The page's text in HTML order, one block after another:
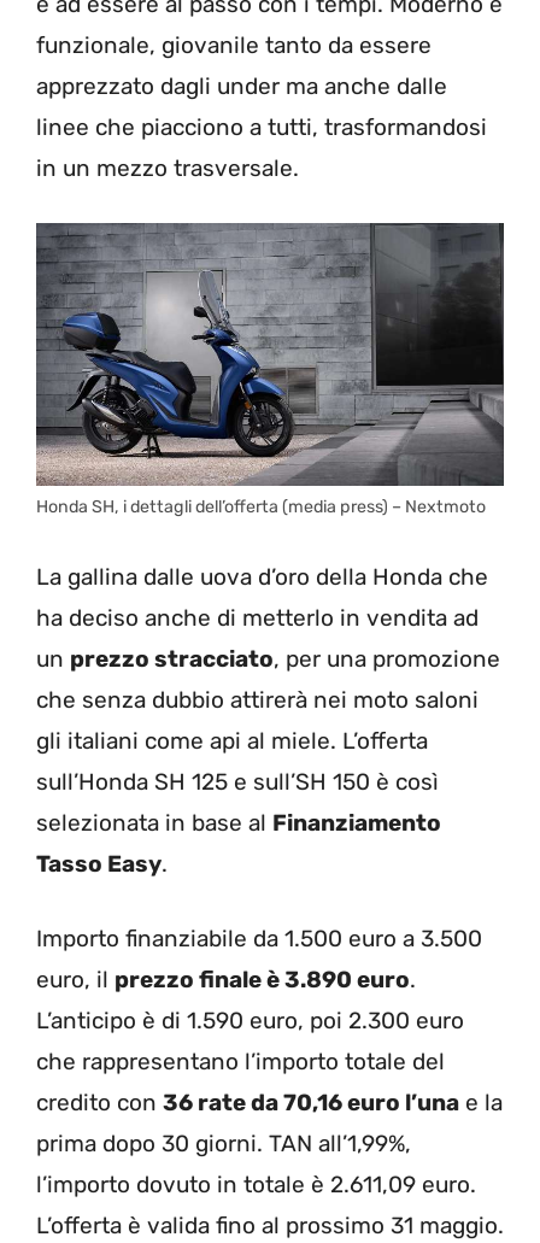
funzionale, giovanile tanto da essere
apprezzato dagli under ma anche dalle
linee che piacciono a tutti, trasformandosi
in un mezzo trasversale.
Honda SH, i dettagli dell’offerta (media press) – Nextmoto
La gallina dalle uova d’oro della Honda che
ha deciso anche di metterlo in vendita ad
un prezzo stracciato, per una promozione
che senza dubbio attirerà nei moto saloni
gli italiani come api al miele. L’offerta
sull’Honda SH 125 e sull’SH 150 è così
selezionata in base al Finanziamento
Tasso Easy.
Importo finanziabile da 1.500 euro a 3.500
euro, il prezzo finale è 3.890 euro.
L’anticipo è di 1.590 euro, poi 2.300 euro
che rappresentano l’importo totale del
credito con 36 rate da 70,16 euro l’una e la
prima dopo 30 giorni. TAN all’1,99%,
l’importo dovuto in totale è 2.611,09 euro.
L’offerta è valida fino al prossimo 31 maggio.